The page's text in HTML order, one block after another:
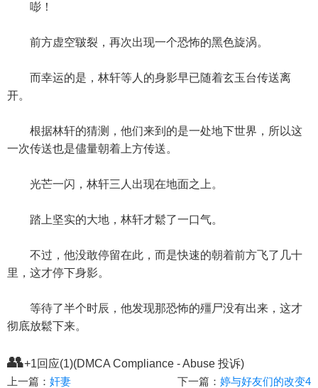
嘭！
前方虚空皲裂，再次出现一个恐怖的黑色旋涡。
而幸运的是，林轩等人的身影早已随着玄玉台传送离
开。
根据林轩的猜测，他们来到的是一处地下世界，所以这
一次传送也是儘量朝着上方传送。
光芒一闪，林轩三人出现在地面之上。
踏上坚实的大地，林轩才鬆了一口气。
不过，他没敢停留在此，而是快速的朝着前方飞了几十
里，这才停下身影。
等待了半个时辰，他发现那恐怖的殭尸没有出来，这才
彻底放鬆下来。
👥+1回应(1)(DMCA Compliance - Abuse 投诉)
上一篇： 奸妻 下一篇： 婷与好友们的改变4